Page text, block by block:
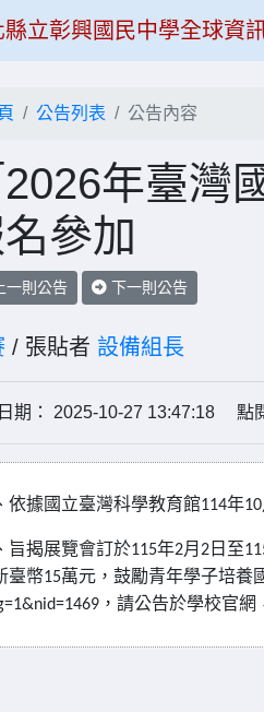
縣立彰興國民中學全球資
公告列表 公告內容
2026年臺
參加
一則公告 下一則公告
/ 張貼者 設備組長
期： 2025-10-27 13:47:18 點
依據國立臺灣科學教育館114年10
旨揭展覽會訂於115年2月 2 日至
臺幣15萬元，鼓勵青年學子培養
，請公告於學校官網